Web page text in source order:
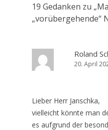
19 Gedanken zu „
„vorübergehende“
Roland
20. April
Lieber Herr Janschka,
vielleicht könnte man
es aufgrund der